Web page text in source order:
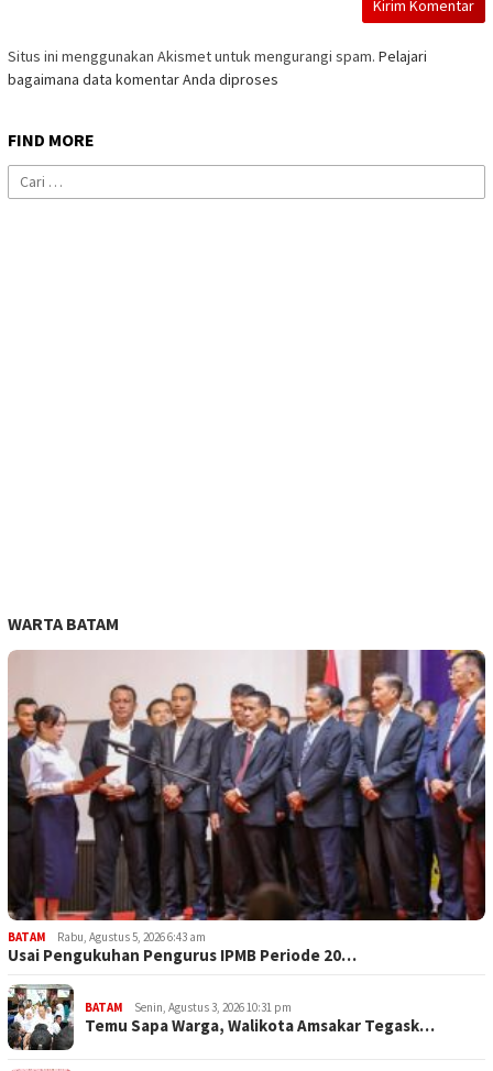
Situs ini menggunakan Akismet untuk mengurangi spam. Pelajari
bagaimana data komentar Anda diproses
FIND MORE
Cari
untuk:
WARTA BATAM
BATAM Rabu, Agustus 5, 2026 6:43 am
Usai Pengukuhan Pengurus IPMB Periode 20…
BATAM Senin, Agustus 3, 2026 10:31 pm
Temu Sapa Warga, Walikota Amsakar Tegask…